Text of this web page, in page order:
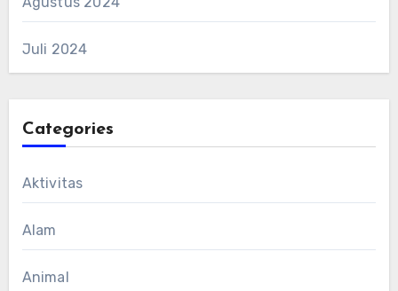
Juli 2024
Categories
Aktivitas
Alam
Animal